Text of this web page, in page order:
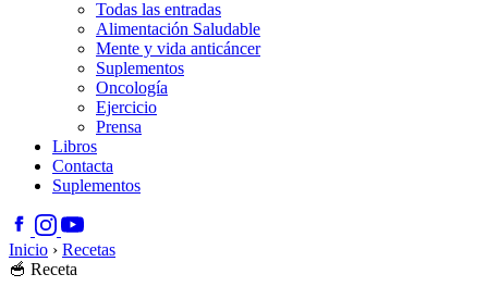
Todas las entradas
Alimentación Saludable
Mente y vida anticáncer
Suplementos
Oncología
Ejercicio
Prensa
Libros
Contacta
Suplementos
Inicio › Recetas
🥣 Receta